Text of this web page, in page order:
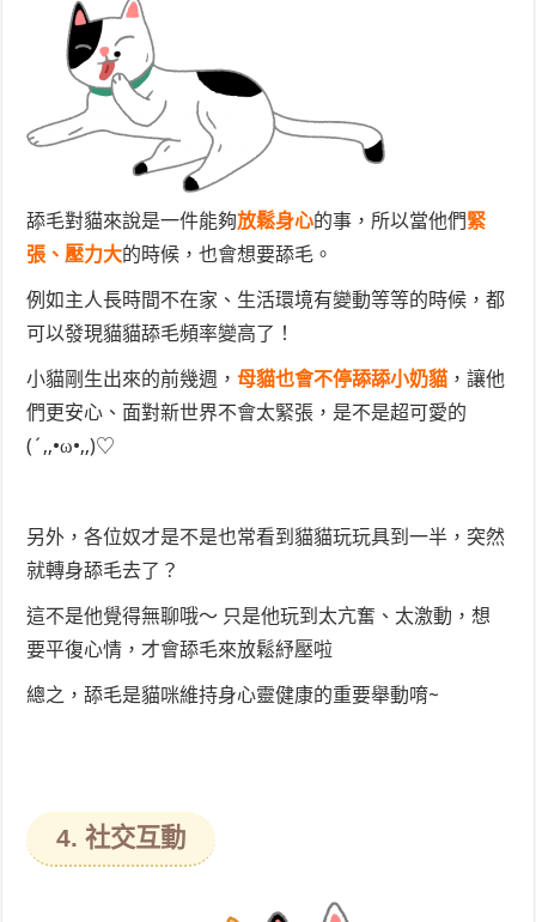
舔毛對貓來說是一件能夠放鬆身心的事，所以當他們緊
張、壓力大的時候，也會想要舔毛。
例如主人長時間不在家、生活環境有變動等等的時候，都
可以發現貓貓舔毛頻率變高了！
小貓剛生出來的前幾週， 母貓也會不停舔舔小奶貓 ，讓他
們更安心、面對新世界不會太緊張，是不是超可愛的
(´,,•ω•,,)♡
另外，各位奴才是不是也常看到貓貓玩玩具到一半，突然
就轉身舔毛去了？
這不是他覺得無聊哦～ 只是他玩到太亢奮、太激動，想
要平復心情，才會舔毛來放鬆紓壓啦
總之，舔毛是貓咪維持身心靈健康的重要舉動唷~
4. 社交互動